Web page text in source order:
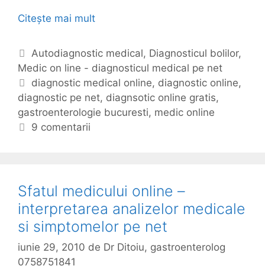
Citește mai mult
a
g
o
d
i
c
l
C
a
t
e
g
o
Autodiagnostic medical, Diagnosticul bolilor,
Medic on line - diagnosticul medical pe net
E
t
i
c
e
diagnostic medical online, diagnostic online,
diagnostic pe net, diagnsotic online gratis,
gastroenterologie bucuresti, medic online
9 comentarii
Sfatul medicului online –
interpretarea analizelor medicale
si simptomelor pe net
iunie 29, 2010 de Dr Ditoiu, gastroenterolog
0758751841